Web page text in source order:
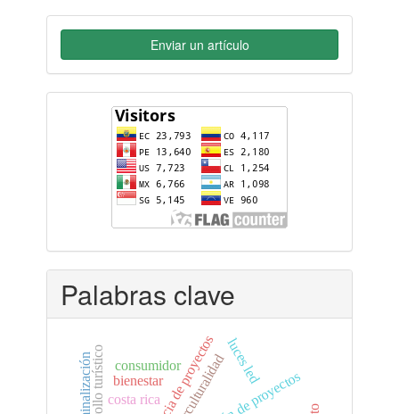
Enviar un artículo
flag-
counter
Palabras clave
gerencia de proyectos
bienestar
costa rica interculturalidadluces led
criminalización consumidor